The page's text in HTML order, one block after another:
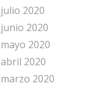
julio 2020
junio 2020
mayo 2020
abril 2020
marzo 2020